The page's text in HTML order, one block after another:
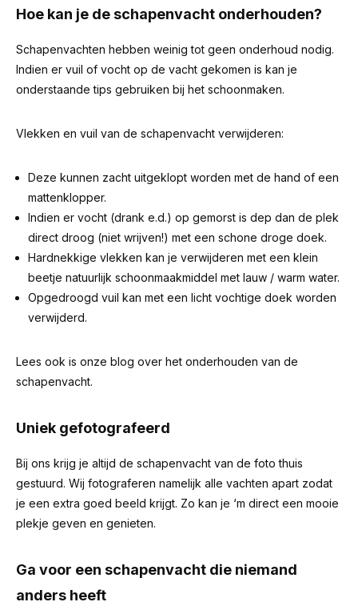
Hoe kan je de schapenvacht onderhouden?
Schapenvachten hebben weinig tot geen onderhoud nodig.
Indien er vuil of vocht op de vacht gekomen is kan je
onderstaande tips gebruiken bij het schoonmaken.
Vlekken en vuil van de schapenvacht verwijderen:
Deze kunnen zacht uitgeklopt worden met de hand of een
mattenklopper.
Indien er vocht (drank e.d.) op gemorst is dep dan de plek
direct droog (niet wrijven!) met een schone droge doek.
Hardnekkige vlekken kan je verwijderen met een klein
beetje natuurlijk schoonmaakmiddel met lauw / warm water.
Opgedroogd vuil kan met een licht vochtige doek worden
verwijderd.
Lees ook is onze blog over het onderhouden van de
schapenvacht.
Uniek gefotografeerd
Bij ons krijg je altijd de schapenvacht van de foto thuis
gestuurd. Wij fotograferen namelijk alle vachten apart zodat
je een extra goed beeld krijgt. Zo kan je ‘m direct een mooie
plekje geven en genieten.
Ga voor een schapenvacht die niemand
anders heeft